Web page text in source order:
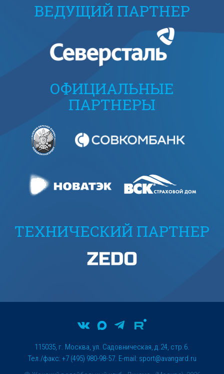
ВЕДУЩИЙ ПАРТНЕР
ОФИЦИАЛЬНЫЕ
ПАРТНЕРЫ
ТЕХНИЧЕСКИЙ ПАРТНЕР
115035, г. Москва, ул. Садовническая, д.24, стр.6.
Тел./факс: +7 (495) 980-98-57. E-mail: sport@avangard.ru